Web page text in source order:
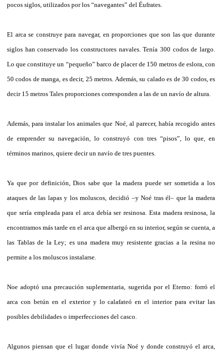
pocos siglos, utilizados por los “navegantes” del Éufrates.
El arca se construye para navegar, en proporciones que son las que durante
siglos han conservado los constructores navales. Tenía 300 codos de largo.
Lo que constituye un “pequeño” barco de placer de 150 metros de eslora, con
50 codos de manga, es decir, 25 metros. Además, su calado es de 30 codos, es
decir 15 metros Tales proporciones corresponden a las de un navío de altura.
Además, para instalar los animales que Noé, al parecer, había recogido antes
de emprender su navegación, lo construyó con tres “pisos”, lo que, en
términos marinos, quiere decir un navío de tres puentes.
Ya que por definición, Dios sabe que la madera puede ser sometida a los
ataques de las lapas y los moluscos, decidió –y Noé tras él– que la madera
que sería empleada para el arca debía ser resinosa. Esta madera resinosa, la
encontramos más tarde en el arca que albergó en su interior, según se cuenta, a
las Tablas de la Ley; es una madera muy resistente gracias a la resina no
permite a los moluscos instalarse.
Noe adoptó una precaución suplementaria, sugerida por el Eterno: forró el
arca con betún en el exterior y lo calafateó en el interior para evitar las
posibles debilidades o imperfecciones del casco.
Algunos piensan que el lugar donde vivía Noé y donde construyó el arca,